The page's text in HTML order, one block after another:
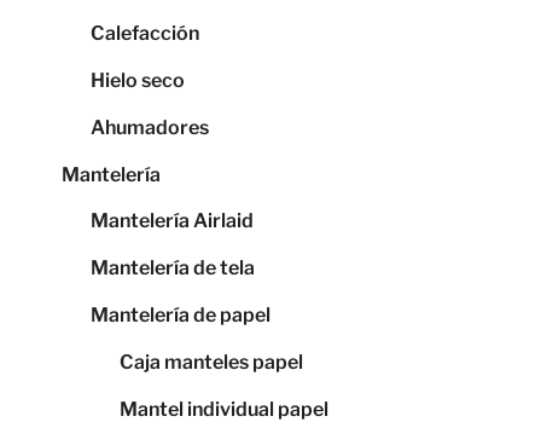
Calefacción
Hielo seco
Ahumadores
Mantelería
Mantelería Airlaid
Mantelería de tela
Mantelería de papel
Caja manteles papel
Mantel individual papel